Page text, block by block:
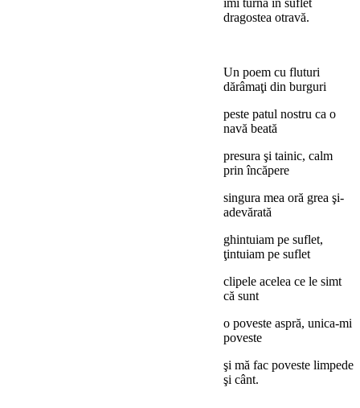
îmi turna în suflet
dragostea otravă.
Un poem cu fluturi
dărâmaţi din burguri
peste patul nostru ca o
navă beată
presura şi tainic, calm
prin încăpere
singura mea oră grea şi-
adevărată
ghintuiam pe suflet,
ţintuiam pe suflet
clipele acelea ce le simt
că sunt
o poveste aspră, unica-mi
poveste
şi mă fac poveste limpede
şi cânt.